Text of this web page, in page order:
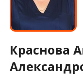
Краснова